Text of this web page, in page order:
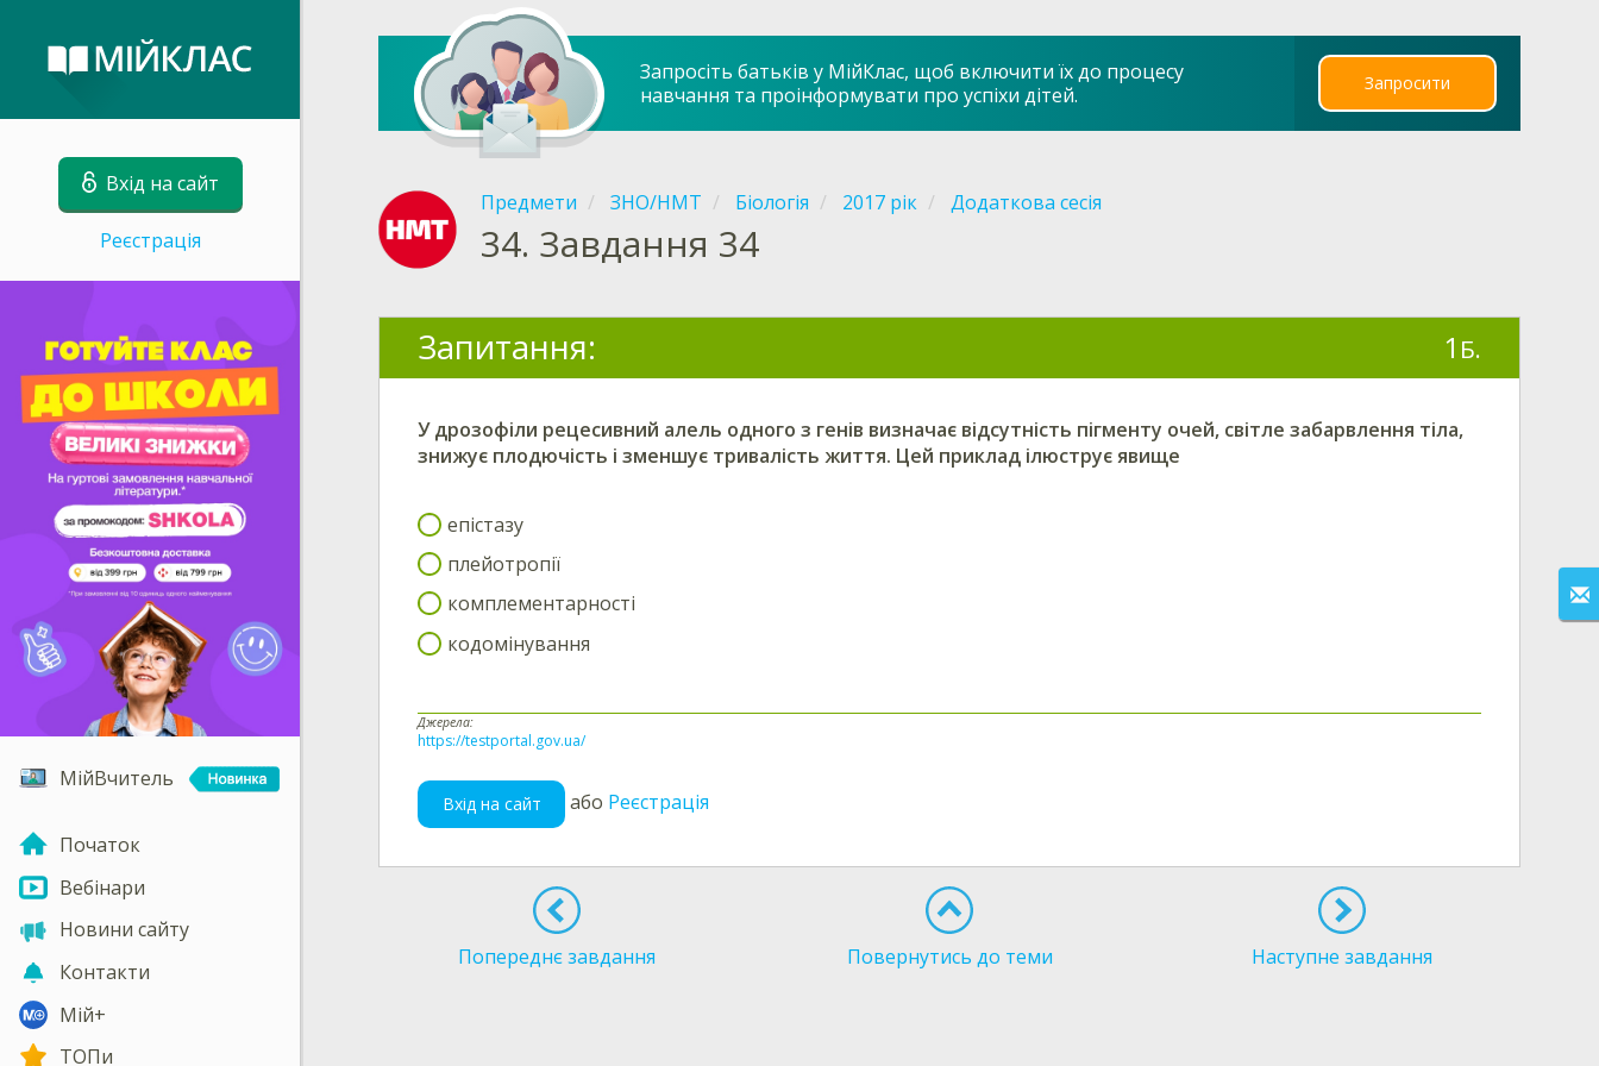
Вхід на сайт
Реєстрація
МійВчитель
Початок
Вебінари
Новини сайту
Контакти
Мій+
ТОПи
Запросіть батьків у МійКлас, щоб включити їх до процесу
навчання та проінформувати про успіхи дітей.
Запросити
Предмети ЗНО/НМТ Біологія 2017 рік Додаткова сесія
34. Завдання 34
Запитання: 1 Б.
У дрозофіли рецесивний алель одного з генів визначає відсутність пігменту очей, світле забарвлення тіла,
знижує плодючість і зменшує тривалість життя. Цей приклад ілюструє явище
епістазу
плейотропії
комплементарності
кодомінування
Джерела:
https://testportal.gov.ua/
Вхід на сайт або Реєстрація
Попереднє завдання Повернутись до теми Наступне завдання